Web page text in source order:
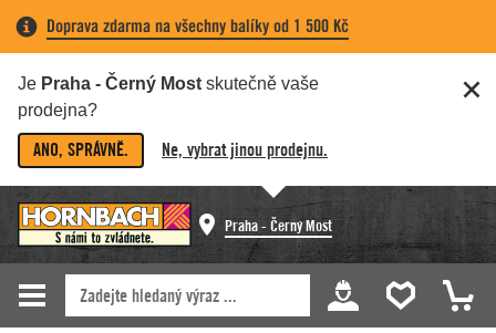
Doprava zdarma na všechny balíky od 1 500 Kč
Je Praha - Černý Most skutečně vaše
prodejna?
ANO, SPRÁVNĚ. Ne, vybrat jinou prodejnu.
Praha - Černý Most